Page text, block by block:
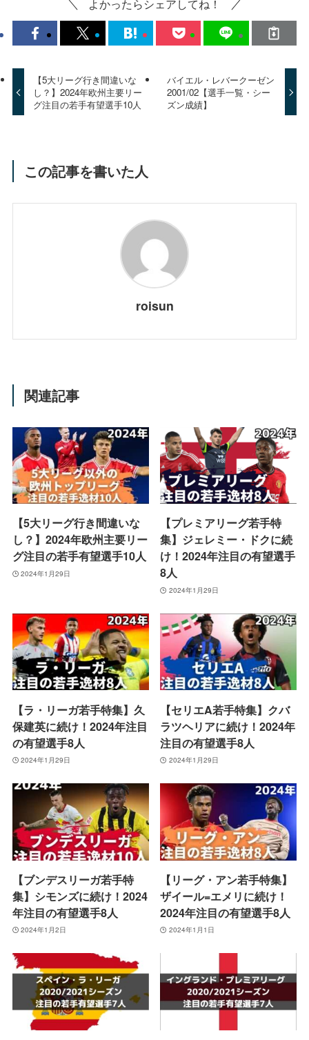
よかったらシェアしてね！
【5大リーグ行き間違いな
し？】2024年欧州主要リー
グ注目の若手有望選手10人
バイエル・レバークーゼン
2001/02【選手一覧・シー
ズン成績】
この記事を書いた人
roisun
関連記事
【5大リーグ行き間違いな
し？】2024年欧州主要リー
グ注目の若手有望選手10人
2024年1月29日
【プレミアリーグ若手特
集】ジェレミー・ドクに続
け！2024年注目の有望選手
8人
2024年1月29日
【ラ・リーガ若手特集】久
保建英に続け！2024年注目
の有望選手8人
2024年1月29日
【セリエA若手特集】クバ
ラツヘリアに続け！2024年
注目の有望選手8人
2024年1月29日
【ブンデスリーガ若手特
集】シモンズに続け！2024
年注目の有望選手8人
2024年1月2日
【リーグ・アン若手特集】
ザイール=エメリに続け！
2024年注目の有望選手8人
2024年1月1日